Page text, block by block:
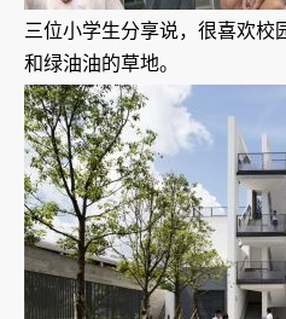
三位小学生分享说，很喜欢校
和绿油油的草地。